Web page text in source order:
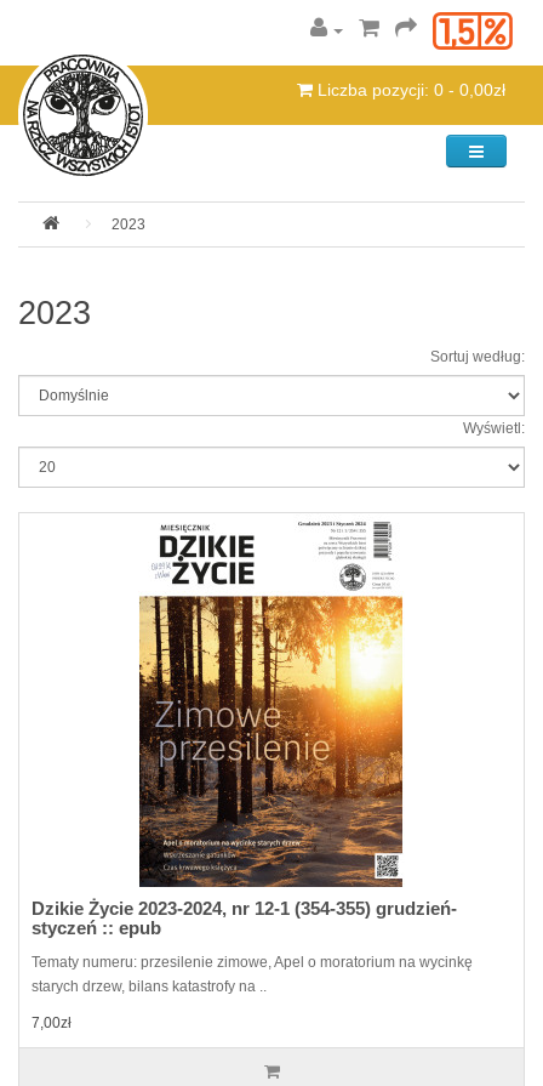
Liczba pozycji: 0 - 0,00zł
Kategorie
2023
2023
Sortuj według:
Wyświetl:
Dzikie Życie 2023-2024, nr 12-1 (354-355) grudzień-
styczeń :: epub
Tematy numeru: przesilenie zimowe, Apel o moratorium na wycinkę
starych drzew, bilans katastrofy na ..
7,00zł